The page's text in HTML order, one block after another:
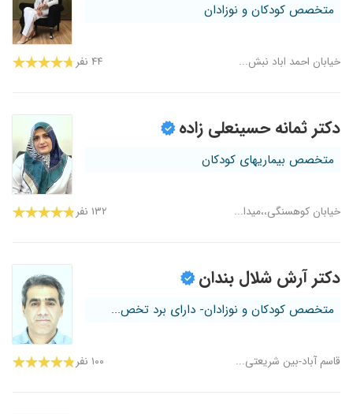
متخصص کودکان و نوزادان
خیابان احمد اباد نبش... ۴۴ نفر
دکتر ثمانه حسینعلی زاده
متخصص بیماریهای کودکان
خیابان کوهسنگی،،میدا... ۱۳۲ نفر
دکتر آرش شلال بندان
متخصص کودکان و نوزادان- دارای برد تخص...
قاسم آباد-بین شریعتی... ۱۰۰ نفر